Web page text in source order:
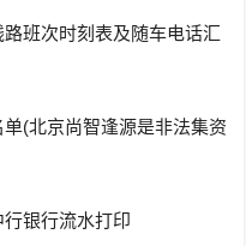
班次时刻表及随车电话汇
(北京尚智逢源是非法集资
银行流水打印